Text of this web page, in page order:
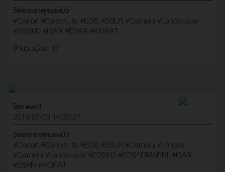
วัดพระธาตุหนองบัว
#Canon #CanonLife #EOS #DSLR #Camera #Landscape
#EOS6D #ISAN #ESAN #KORAT
จำนวนผู้ชม: 87
โดย wan1
2019/07/09 14:32:27
วัดพระธาตุหนองบัว
#Canon #CanonLife #EOS #DSLR #Camera #Lenses
#Camera #Landscape #EOS6D #EOS^DMARKII #ISAN
#ESAN #KORAT